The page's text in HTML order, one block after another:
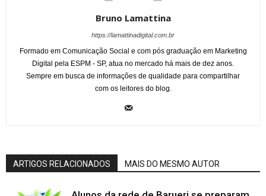
Bruno Lamattina
https://lamattinadigital.com.br
Formado em Comunicação Social e com pós graduação em Marketing
Digital pela ESPM - SP, atua no mercado há mais de dez anos.
Sempre em busca de informações de qualidade para compartilhar
com os leitores do blog.
ARTIGOS RELACIONADOS MAIS DO MESMO AUTOR